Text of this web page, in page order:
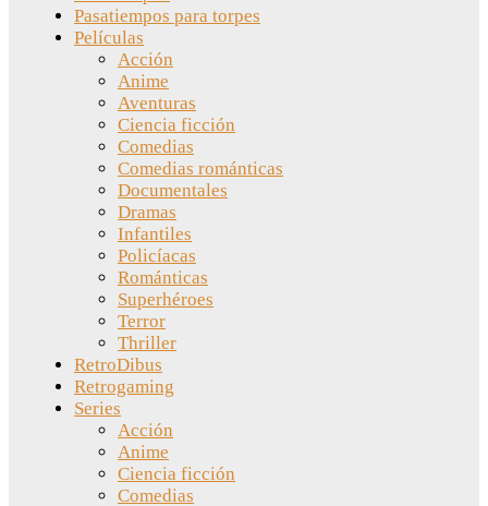
Pasatiempos para torpes
Películas
Acción
Anime
Aventuras
Ciencia ficción
Comedias
Comedias románticas
Documentales
Dramas
Infantiles
Policíacas
Románticas
Superhéroes
Terror
Thriller
RetroDibus
Retrogaming
Series
Acción
Anime
Ciencia ficción
Comedias